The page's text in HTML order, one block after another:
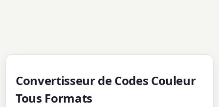
Convertisseur de Codes Couleur
Tous Formats